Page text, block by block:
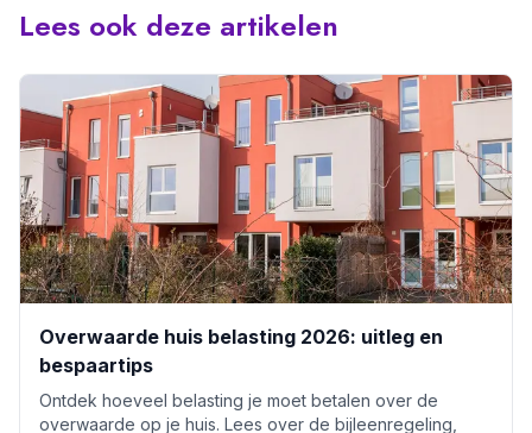
Lees ook deze artikelen
Overwaarde huis belasting 2026: uitleg en
bespaartips
Ontdek hoeveel belasting je moet betalen over de
overwaarde op je huis. Lees over de bijleenregeling,